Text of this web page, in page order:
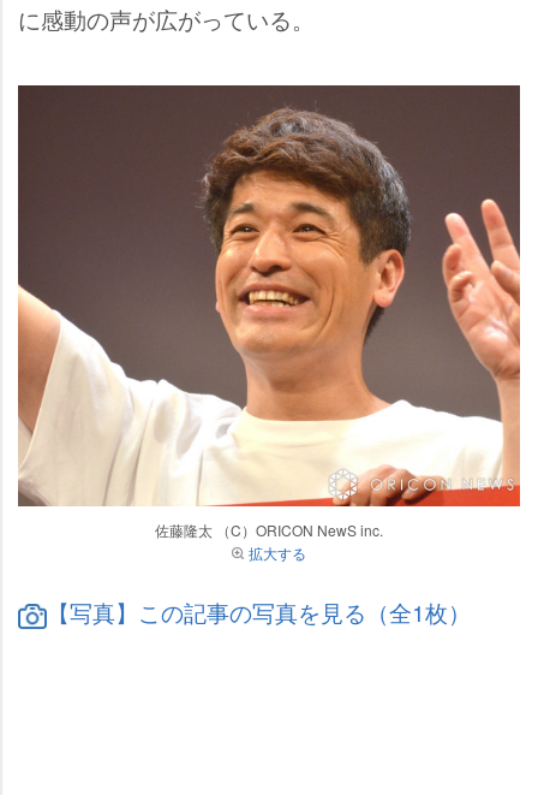
に感動の声が広がっている。
佐藤隆太 （C）ORICON NewS inc.
拡大する
【写真】この記事の写真を見る（全1枚）